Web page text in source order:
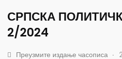
СРПСКА
2/2024
Преузмите издање часописа .